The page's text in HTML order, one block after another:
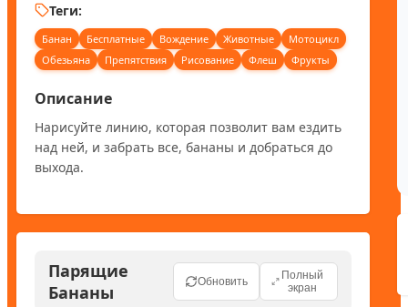
Теги:
Банан Бесплатные Вождение Животные
Мотоцикл
Обезьяна
Препятствия Рисование Флеш Фрукты
Описание
Нарисуйте линию, которая позволит вам ездить
над ней, и забрать все, бананы и добраться до
выхода.
Парящие
Бананы
Обновить
Полный
экран